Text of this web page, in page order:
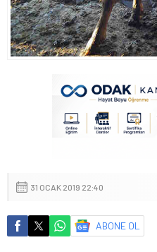
31 OCAK 2019 22:40
ABONE OL